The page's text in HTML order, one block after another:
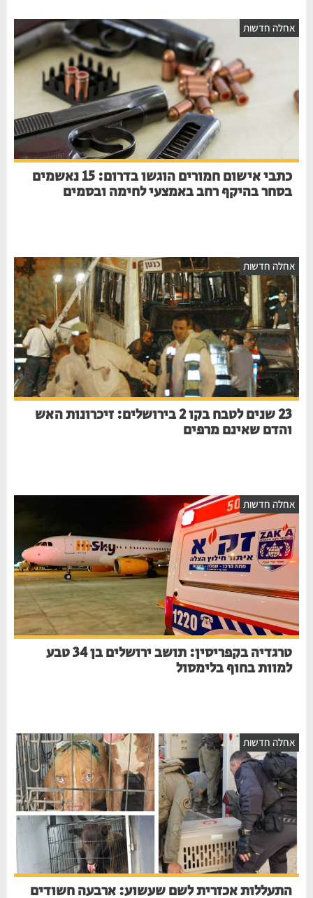
אחלה חדשות
כתבי אישום חמורים הוגשו בדרום: 15 נאשמים
בסחר בהיקף רחב באמצעי לחימה ובסמים
אחלה חדשות
23 שנים לטבח בקו 2 בירושלים: זיכרונות האש
והדם שאינם מרפים
אחלה חדשות
טרגדיה בקפריסין: תושב ירושלים בן 34 טבע
למוות בחוף בלימסול
אחלה חדשות
התעללות אכזרית לשם שעשוע: ארבעה חשודים